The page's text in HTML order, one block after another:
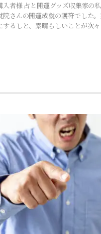
入者様 占と開運グッズ収集家の
院さんの開運成就の護符でした
するしと、素晴らしいことが次